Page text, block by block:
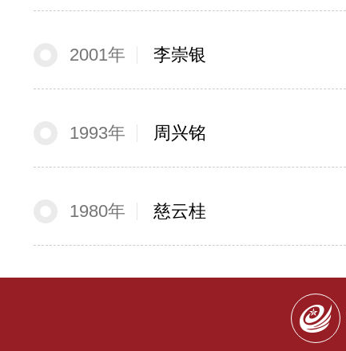
2001年 李崇银
1993年 周兴铭
1980年 慈云桂